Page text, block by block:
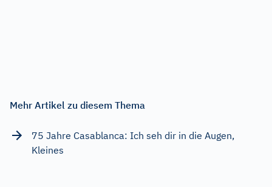
Mehr Artikel zu diesem Thema
75 Jahre Casablanca: Ich seh dir in die Augen,
Kleines